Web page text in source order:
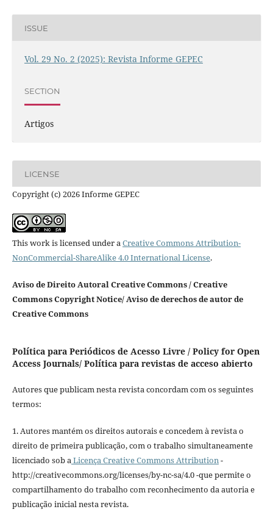
ISSUE
Vol. 29 No. 2 (2025): Revista Informe GEPEC
SECTION
Artigos
LICENSE
Copyright (c) 2026 Informe GEPEC
This work is licensed under aCreative Commons Attribution-
NonCommercial-ShareAlike 4.0 International License.
Aviso de Direito Autoral Creative Commons / Creative
Commons Copyright Notice/ Aviso de derechos de autor de
Creative Commons
Política para Periódicos de Acesso Livre / Policy for Open
Access Journals/ Política para revistas de acceso abierto
Autores que publicam nesta revista concordam com os seguintes
termos:
1. Autores mantém os direitos autorais e concedem à revista o
direito de primeira publicação, com o trabalho simultaneamente
licenciado sob aLicença Creative Commons Attribution-
http://creativecommons.org/licenses/by-nc-sa/4.0 -que permite o
compartilhamento do trabalho com reconhecimento da autoria e
publicação inicial nesta revista.